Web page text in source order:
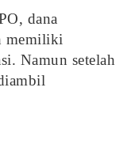
dana
memiliki
Namun setelah